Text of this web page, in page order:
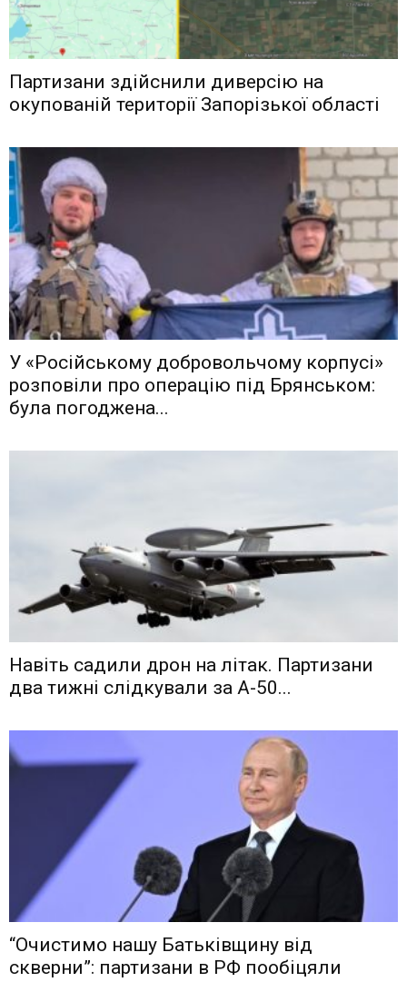
Партизани здійснили диверсію на
окупованій території Запорізької області
У «Російському добровольчому корпусі»
розповіли про операцію під Брянськом:
була погоджена...
Навіть садили дрон на літак. Партизани
два тижні слідкували за А-50...
“Очистимо нашу Батьківщину від
скверни”: партизани в РФ пообіцяли